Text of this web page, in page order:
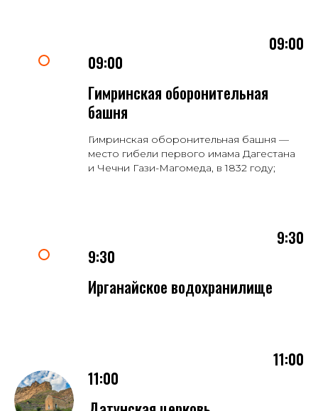
09:00
09:00
Гимринская оборонительная
башня
Гимринская оборонительная башня —
место гибели первого имама Дагестана
и Чечни Гази-Магомеда, в 1832 году;
9:30
9:30
Ирганайское водохранилище
11:00
11:00